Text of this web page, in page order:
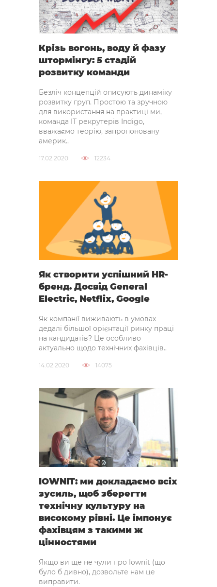
Крізь вогонь, воду й фазу
штормінгу: 5 стадій
розвитку команди
Безліч концепцій описують динаміку
розвитку груп. Простою та зручною
для використання на практиці ми,
команда IT рекрутерів Indigo,
вважаємо теорію, запропоновану
америк..
17.02.2020 12234
Як створити успішний HR-
бренд. Досвід General
Electric, Netflix, Google
Як компанії виживають в умовах
дедалі більшої орієнтації ринку праці
на кандидатів? Це особливо
актуально щодо технічних фахівців..
14.02.2020 14075
IOWNIT: ми докладаємо всіх
зусиль, щоб зберегти
технічну культуру на
високому рівні. Це імпонує
фахівцям з такими ж
цінностями
Якщо ви ще не чули про Iownit (що
було б дивно), дозвольте нам це
виправити.